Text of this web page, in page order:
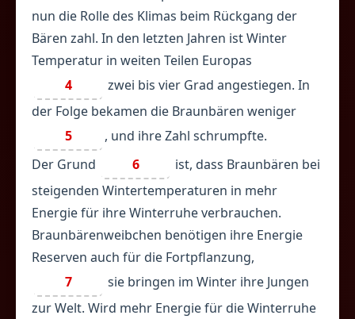
nun die Rolle des Klimas beim Rückgang der
Bären zahl. In den letzten Jahren ist Winter
Temperatur in weiten Teilen Europas
4
zwei bis vier Grad angestiegen. In
der Folge bekamen die Braunbären weniger
5
, und ihre Zahl schrumpfte.
Der Grund
6
ist, dass Braunbären bei
steigenden Wintertemperaturen in mehr
Energie für ihre Winterruhe verbrauchen.
Braunbärenweibchen benötigen ihre Energie
Reserven auch für die Fortpflanzung,
7
sie bringen im Winter ihre Jungen
zur Welt. Wird mehr Energie für die Winterruhe